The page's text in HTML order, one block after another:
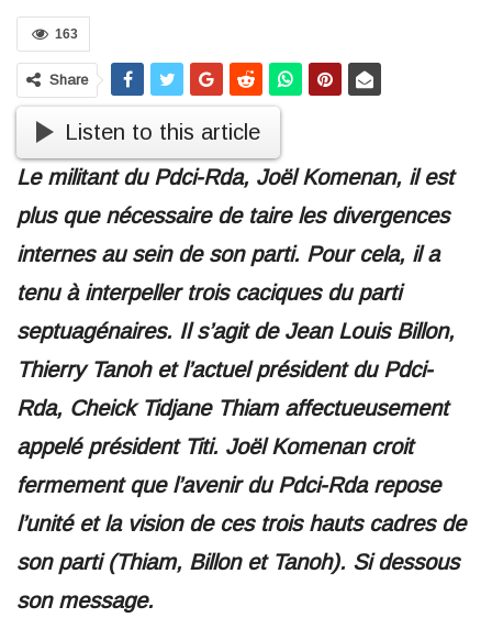
163
Share
Listen to this article
Le militant du Pdci-Rda, Joël Komenan, il est
plus que nécessaire de taire les divergences
internes au sein de son parti. Pour cela, il a
tenu à interpeller trois caciques du parti
septuagénaires. Il s’agit de Jean Louis Billon,
Thierry Tanoh et l’actuel président du Pdci-
Rda, Cheick Tidjane Thiam affectueusement
appelé président Titi. Joël Komenan croit
fermement que l’avenir du Pdci-Rda repose
l’unité et la vision de ces trois hauts cadres de
son parti (Thiam, Billon et Tanoh). Si dessous
son message.